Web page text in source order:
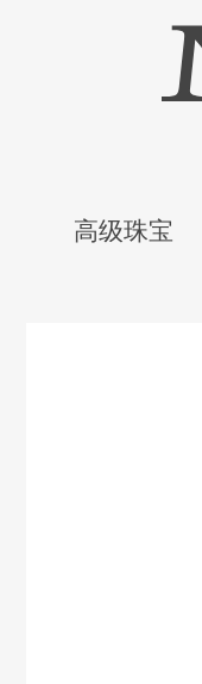
高级珠宝